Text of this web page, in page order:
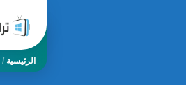
الرئيسية /